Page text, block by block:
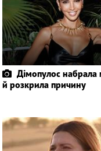
Дімопулос набрала
й розкрила причину